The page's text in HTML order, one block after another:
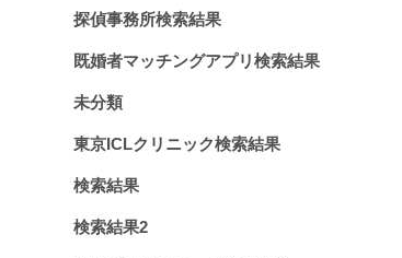
探偵事務所検索結果
既婚者マッチングアプリ検索結果
未分類
東京ICLクリニック検索結果
検索結果
検索結果2